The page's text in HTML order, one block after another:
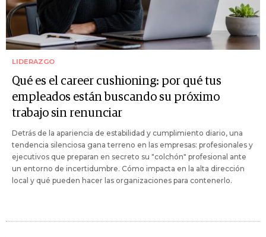
LIDERAZGO
Qué es el career cushioning: por qué tus
empleados están buscando su próximo
trabajo sin renunciar
Detrás de la apariencia de estabilidad y cumplimiento diario, una
tendencia silenciosa gana terreno en las empresas: profesionales y
ejecutivos que preparan en secreto su "colchón" profesional ante
un entorno de incertidumbre. Cómo impacta en la alta dirección
local y qué pueden hacer las organizaciones para contenerlo.